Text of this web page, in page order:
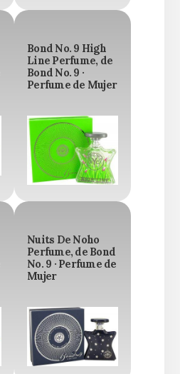
Bond No. 9 High
Line Perfume, de
Bond No. 9 ·
Perfume de Mujer
Nuits De Noho
Perfume, de Bond
No. 9 · Perfume de
Mujer